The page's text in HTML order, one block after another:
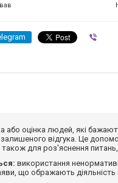
або оцінка людей, які
відгука. Це
для роз'яснення
використання
що ображають діяльність